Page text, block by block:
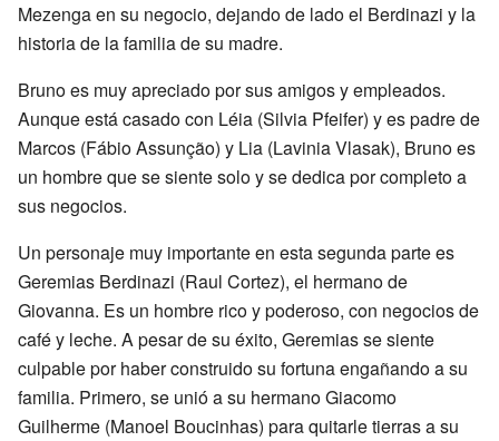
Mezenga en su negocio, dejando de lado el Berdinazi y la
historia de la familia de su madre.
Bruno es muy apreciado por sus amigos y empleados.
Aunque está casado con Léia (Silvia Pfeifer) y es padre de
Marcos (Fábio Assunção) y Lia (Lavinia Vlasak), Bruno es
un hombre que se siente solo y se dedica por completo a
sus negocios.
Un personaje muy importante en esta segunda parte es
Geremias Berdinazi (Raul Cortez), el hermano de
Giovanna. Es un hombre rico y poderoso, con negocios de
café y leche. A pesar de su éxito, Geremias se siente
culpable por haber construido su fortuna engañando a su
familia. Primero, se unió a su hermano Giacomo
Guilherme (Manoel Boucinhas) para quitarle tierras a su